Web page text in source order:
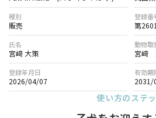
種別
販売
登録番
第
氏名
宮﨑 大策
動物取
宮﨑
登録年月日
2026/04/07
有効期
2031/
使い方のステ